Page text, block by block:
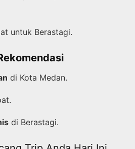
untuk Berastagi.
di Kota Medan.
di Berastagi.